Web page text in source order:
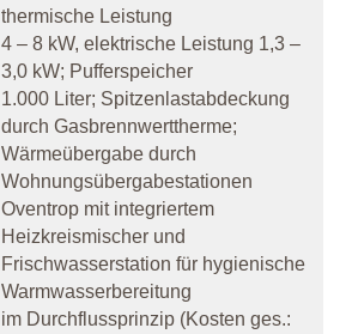
thermische Leistung
4 – 8 kW, elektrische Leistung 1,3 –
3,0 kW; Pufferspeicher
1.000 Liter; Spitzenlastabdeckung
durch Gasbrennwerttherme;
Wärmeübergabe durch
Wohnungsübergabestationen
Oventrop mit integriertem
Heizkreismischer und
Frischwasserstation für hygienische
Warmwasserbereitung
im Durchflussprinzip (Kosten ges.: